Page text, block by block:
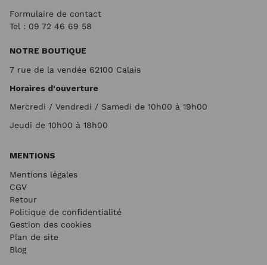
Formulaire de contact
Tel : 09 72 46 69 58
NOTRE BOUTIQUE
7 rue de la vendée 62100 Calais
Horaires d'ouverture
Mercredi / Vendredi / Samedi de 10h00 à 19h00
Jeudi de 10h00 à 18h00
MENTIONS
Mentions légales
CGV
Retour
Politique de confidentialité
Gestion des cookies
Plan de site
Blog